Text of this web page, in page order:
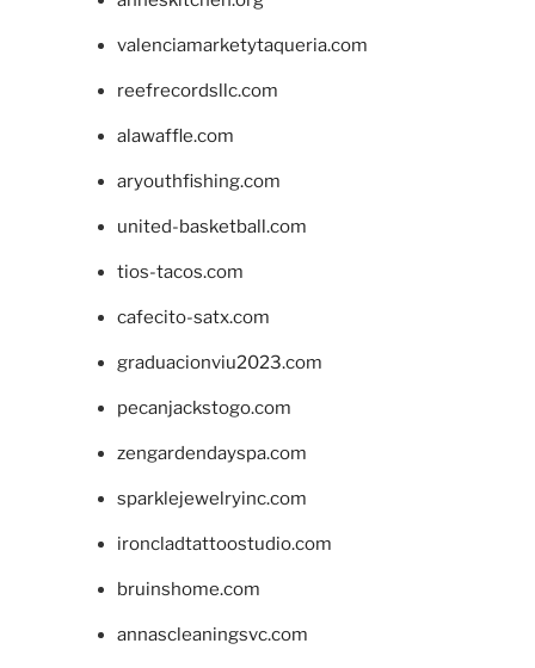
valenciamarketytaqueria.com
reefrecordsllc.com
alawaffle.com
aryouthfishing.com
united-basketball.com
tios-tacos.com
cafecito-satx.com
graduacionviu2023.com
pecanjackstogo.com
zengardendayspa.com
sparklejewelryinc.com
ironcladtattoostudio.com
bruinshome.com
annascleaningsvc.com